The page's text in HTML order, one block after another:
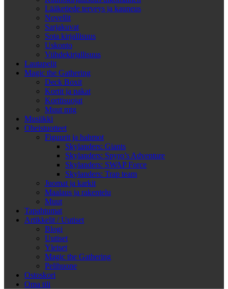
Lääketiede terveys ja kauneus
Novellit
Sarjakuvat
Sota kirjallisuus
Uskonto
Viihdekirjallisuus
Lautapelit
Magic the Gathering
Deck Boxit
Kortit ja pakat
Korttisuojat
Muut mtg
Musiikki
Oheistuotteet
Figuurit ja hahmot
Skylanders: Giants
Skylanders: Spyro’s Adventure
Skylanders: SWAP Force
Skylanders: Trap team
Juomat ja karkit
Maalaus ja rakentelu
Muut
Tapahtumat
Artikkelit / Uutiset
Blogi
Uutiset
Yleiset
Magic the Gathering
Pelihuone
Ostoskori
Oma tili